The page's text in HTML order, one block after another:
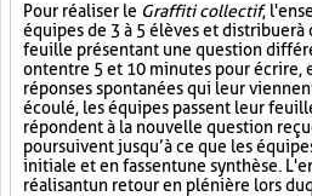
Pour réaliser le Graffiti collectif,
équipes de 3 à 5 élèves et distribuer
feuille présentant une question
ont entre 5 et 10 minutes pour écrire,
réponses spontanées qui leur
écoulé, les équipes passent leur
répondent à la nouvelle question
poursuivent jusqu’à ce que les
initiale et en fassent une synthèse.
réalisant un retour en plénière lors